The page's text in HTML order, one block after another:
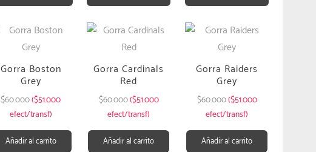
Gorra Boston
Grey
$60.000($51.000
efect/transf)
Añadir al carrito
Gorra Cardinals
Red
$60.000($51.000
efect/transf)
Añadir al carrito
Gorra Raiders
Grey
$60.000($51.000
efect/transf)
Añadir al carrito